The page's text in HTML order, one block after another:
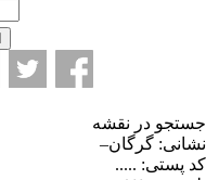
در نقشه
گرگان–
پستی: .....